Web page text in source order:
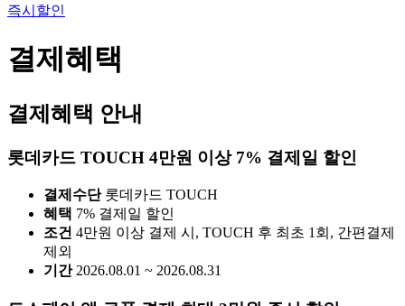
즉시할인
결제혜택
결제혜택 안내
롯데카드 TOUCH 4만원 이상 7% 결제일 할인
결제수단 롯데카드 TOUCH
혜택 7% 결제일 할인
조건 4만원 이상 결제 시, TOUCH 후 최초 1회, 간편결제
제외
기간 2026.08.01 ~ 2026.08.31